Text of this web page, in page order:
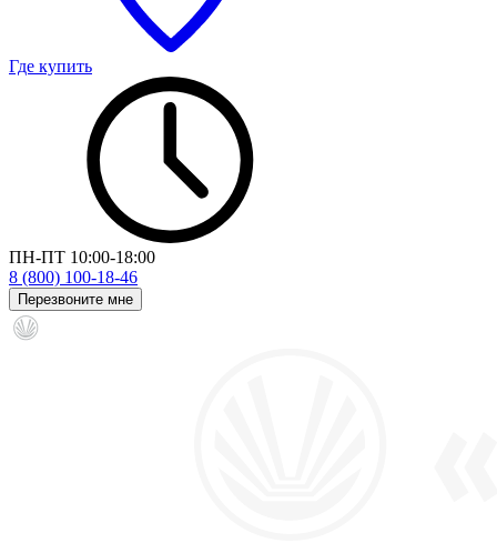
Где купить
ПН-ПТ 10:00-18:00
8 (800) 100-18-46
Перезвоните мне